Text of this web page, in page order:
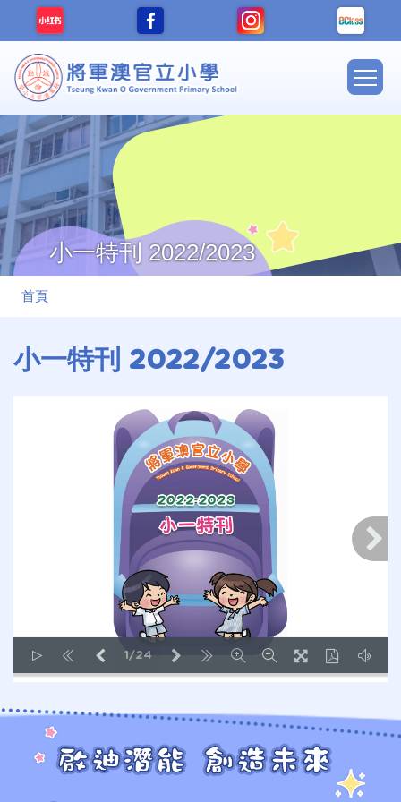
移至主內容
Main
小一特刊 2022/2023
導
連
首頁
小一特刊 2022/2023
LOADING PAGES 16% ...
1/24